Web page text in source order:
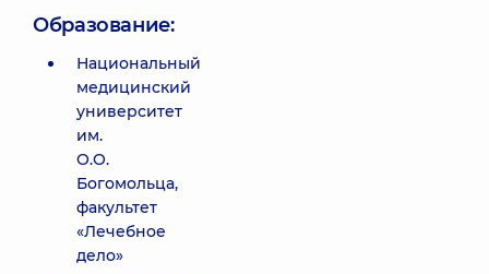
Образование:
Национальный
медицинский
университет
им.
О.О.
Богомольца,
факультет
«Лечебное
дело»